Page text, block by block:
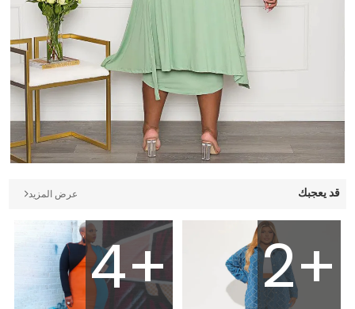
قد يعجبك عرض المزيد
2+
4+